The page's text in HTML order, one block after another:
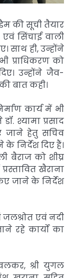
की सूची तैयार
सिंचाई वाली
साथ ही, उन्होंने
प्राधिकरण को
उन्होंने जैव-
बात कही।
कार्य में भी
श्यामा प्रसाद
जाने हेतु सचिव
के निर्देश दिए हैं।
बैराज को शीघ्र
खैराना
जाने के निर्देश
एवं नदी
रहे कार्यों का
श्री युगल